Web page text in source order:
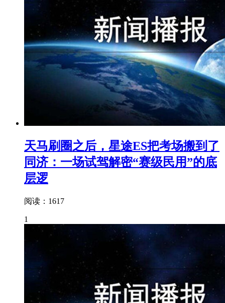
天马刷圈之后，星途ES把考场搬到了
同济：一场试驾解密“赛级民用”的底
层逻
阅读：1617
1